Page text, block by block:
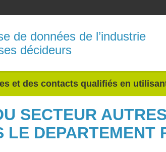
de données de l’industrie
décideurs
et des contacts qualifiés en
SECTEUR
LE DEPARTEMENT